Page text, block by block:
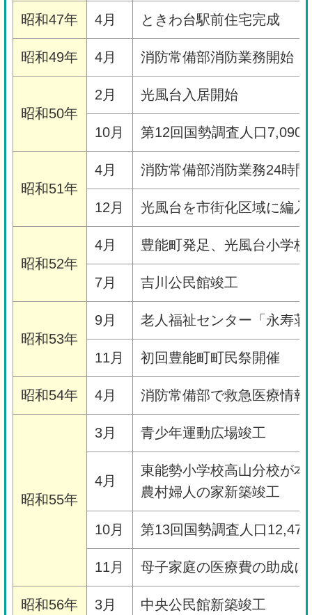
昭和47年 4月 ときわ台駅前住宅完成
昭和49年 4月 消防常備部消防業務開始
昭和50年
2月 光風台入居開始
10月 第12回国勢調査人口7,090
昭和51年
4月 消防常備部消防業務24時
12月 光風台を市街化区域に編入
昭和52年
4月 豊能町発足、光風台小学校
7月 吉川公民館竣工
昭和53年
9月 老人福祉センター「永寿
11月 初回豊能町町民祭開催
昭和54年 4月 消防常備部で救急医療情
昭和55年
3月 青少年運動広場竣工
4月
東能勢小学校高山分校が
農村婦人の家新築竣工
10月 第13回国勢調査人口
11月 母子家庭の医療費の助成
昭和56年 3月 中央公民館新築竣工